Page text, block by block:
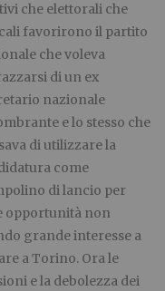
che elettorali che
favorirono il partito
che voleva
di un ex
nazionale
e lo stesso che
di utilizzare la
come
di lancio per
opportunità non
grande interesse a
a Torino. Ora le
e la debolezza dei